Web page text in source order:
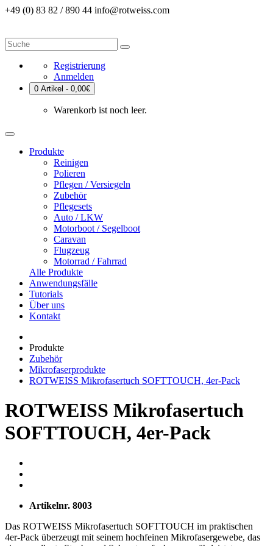
+49 (0) 83 82 / 890 44 info@rotweiss.com
Registrierung
Anmelden
0 Artikel - 0,00€
Warenkorb ist noch leer.
Produkte
Reinigen
Polieren
Pflegen / Versiegeln
Zubehör
Pflegesets
Auto / LKW
Motorboot / Segelboot
Caravan
Flugzeug
Motorrad / Fahrrad
Alle Produkte
Anwendungsfälle
Tutorials
Über uns
Kontakt
Produkte
Zubehör
Mikrofaserprodukte
ROTWEISS Mikrofasertuch SOFTTOUCH, 4er-Pack
ROTWEISS Mikrofasertuch
SOFTTOUCH, 4er-Pack
Artikelnr. 8003
Das ROTWEISS Mikrofasertuch SOFTTOUCH im praktischen
4er-Pack überzeugt mit seinem hochfeinen Mikrofasergewebe, das